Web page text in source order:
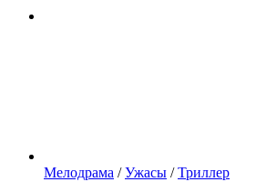
Мелодрама /Ужасы /Триллер